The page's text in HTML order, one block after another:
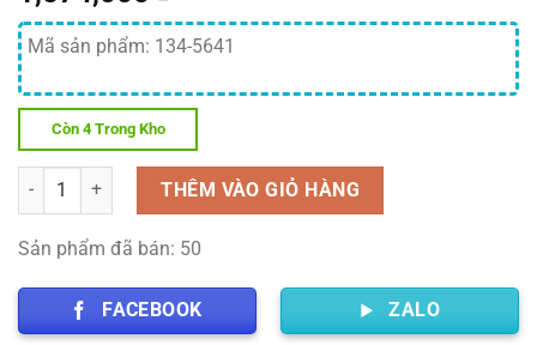
Mã sản phẩm: 134-5641
Còn 4 Trong Kho
Số lượng THÊM VÀO GIỎ HÀNG
Sản phẩm đã bán: 50
FACEBOOK ZALO